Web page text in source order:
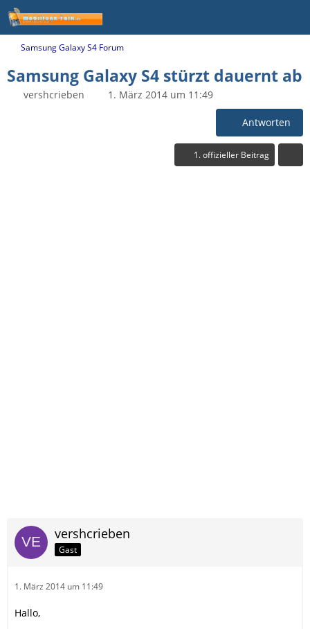
Samsung Galaxy S4 Forum
Samsung Galaxy S4 stürzt dauernt ab
vershcrieben 1. März 2014 um 11:49
Antworten
1. offizieller Beitrag
vershcrieben
Gast
1. März 2014 um 11:49
Hallo,